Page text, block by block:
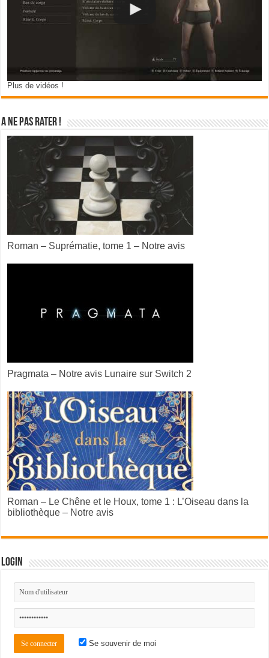
Plus de vidéos !
A ne pas rater !
Roman – Suprématie, tome 1 – Notre avis
Pragmata – Notre avis Lunaire sur Switch 2
Roman – Le Chêne et le Houx, tome 1 : L’Oiseau dans la
bibliothèque – Notre avis
Login
Se souvenir de moi